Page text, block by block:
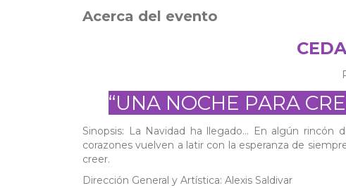
Acerca del evento
“UNA NOCHE PARA
Sinopsis: La Navidad ha llegado… En algún rincón
corazones vuelven a latir con la esperanza de
creer.
Dirección General y Artística: Alexis Saldivar